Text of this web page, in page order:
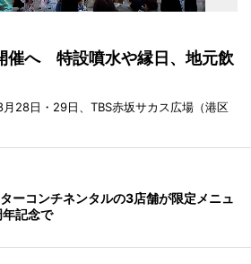
催へ 特設噴水や縁日、地元飲
月28日・29日、TBS赤坂サカス広場（港区
ーコンチネンタルの3店舗が限定メニュ
記念で